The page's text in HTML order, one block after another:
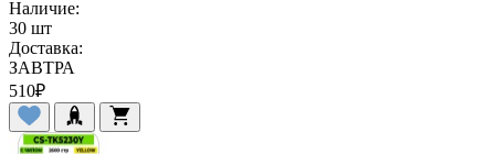
Наличие:
30 шт
Доставка:
ЗАВТРА
510₽